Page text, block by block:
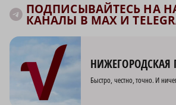
ПОДПИСЫВАЙТЕСЬ НА
КАНАЛЫ В MAX И
НИЖЕГОРОДСКАЯ
Быстро, честно, точно. И